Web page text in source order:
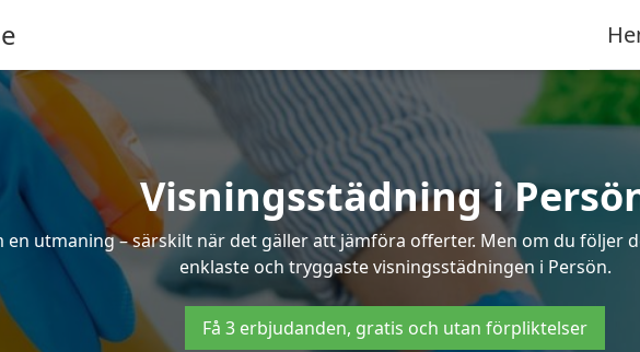
Visningsstädning i
en utmaning – särskilt när det gäller att jämföra offerter. Men om du följer
enklaste och tryggaste visningsstädningen i Persön.
Få 3 erbjudanden, gratis och utan förpliktelser